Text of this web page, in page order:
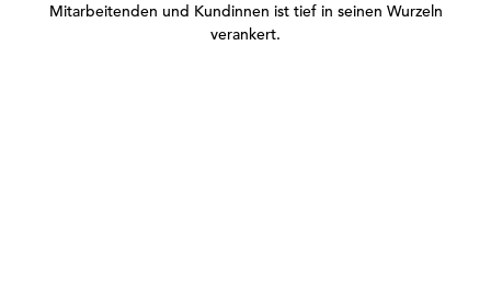
Mitarbeitenden und Kundinnen ist tief in seinen Wurzeln
verankert.